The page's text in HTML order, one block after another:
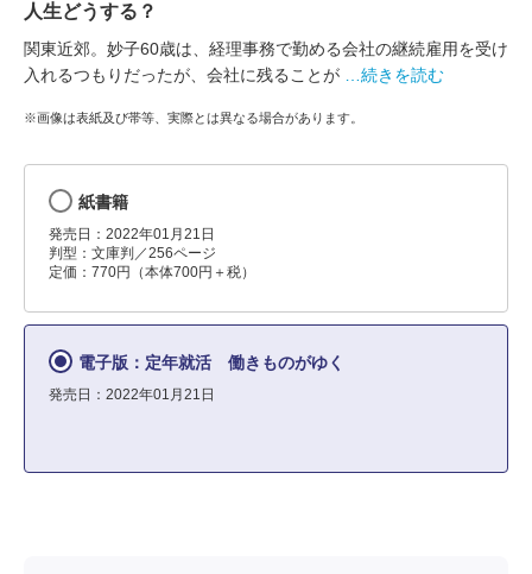
人生どうする？
関東近郊。妙子60歳は、経理事務で勤める会社の継続雇用を受け
入れるつもりだったが、会社に残ることが
…続きを読む
※画像は表紙及び帯等、実際とは異なる場合があります。
紙書籍
発売日：2022年01月21日
判型：文庫判／256ページ
定価：770円（本体700円＋税）
電子版：定年就活 働きものがゆく
発売日：2022年01月21日